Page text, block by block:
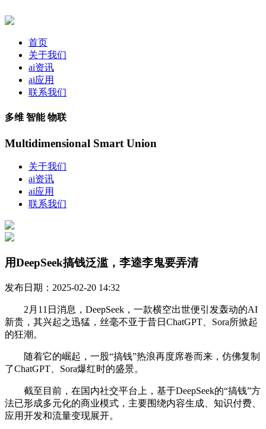
首页
关于我们
ai资讯
ai应用
联系我们
多维 智能 物联
Multidimensional Smart Union
关于我们
ai资讯
ai应用
联系我们
用DeepSeek搞钱泛滥，李逵李鬼要弄清
发布日期：2025-02-20 14:32
2月11日消息，DeepSeek，一款横空出世便引发轰动的AI
新贵，其兴起之迅猛，丝毫不亚于昔日ChatGPT、Sora所掀起
的狂潮。
随着它的崛起，一股“搞钱”热浪再度席卷而来，仿佛复制
了ChatGPT、Sora爆红时的盛景。
截至目前，在国内社交平台上，基于DeepSeek的“搞钱”方
法已形成多元化的商业模式，主要围绕内容生成、知识付费、
应用开发和流量变现展开。